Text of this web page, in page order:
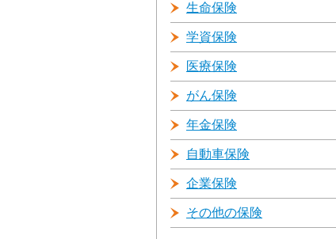
生命保険
学資保険
医療保険
がん保険
年金保険
自動車保険
企業保険
その他の保険